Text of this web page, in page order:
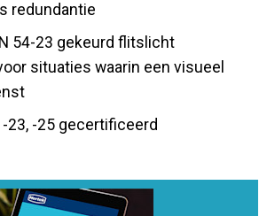
redundantie
54-23 gekeurd flitslicht
situaties waarin een visueel
-23, -25 gecertificeerd